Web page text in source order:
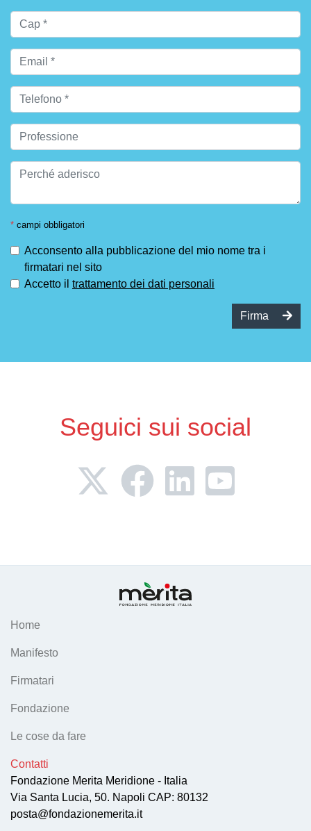
* campi obbligatori
Acconsento alla pubblicazione del mio nome tra i
firmatari nel sito
Accetto il trattamento dei dati personali
Firma
Seguici sui social
Home
Manifesto
Firmatari
Fondazione
Le cose da fare
Contatti
Fondazione Merita Meridione - Italia
Via Santa Lucia, 50. Napoli CAP: 80132
posta@fondazionemerita.it